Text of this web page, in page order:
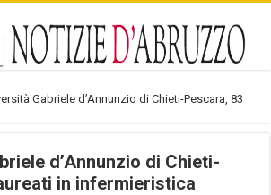
Gabriele d’Annunzio di Chieti-Pescara, 83
d’Annunzio di Chieti-
in infermieristica